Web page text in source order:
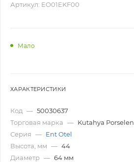
Артикул: EO01EKF00
Мало
ХАРАКТЕРИСТИКИ
Код — 50030637
Торговая марка — Kutahya Porselen
Серия — Ent Otel
Высота, мм — 44
Диаметр — 64 мм